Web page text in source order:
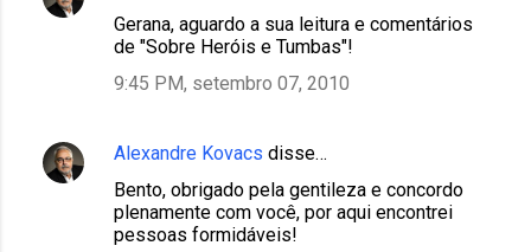
Gerana, aguardo a sua leitura e comentários
de "Sobre Heróis e Tumbas"!
9:45 PM, setembro 07, 2010
Alexandre Kovacs disse…
Bento, obrigado pela gentileza e concordo
plenamente com você, por aqui encontrei
pessoas formidáveis!